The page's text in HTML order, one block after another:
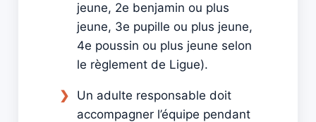
jeune, 2e benjamin ou plus
jeune, 3e pupille ou plus jeune,
4e poussin ou plus jeune selon
le règlement de Ligue).
Un adulte responsable doit
accompagner l’équipe pendant